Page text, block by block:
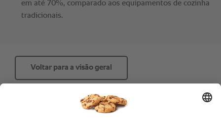
Voltar para a visão geral